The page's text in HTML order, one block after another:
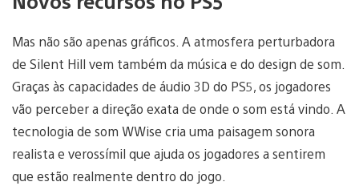
Mas não são apenas gráficos. A atmosfera perturbadora
de Silent Hill vem também da música e do design de som.
Graças às capacidades de áudio 3D do PS5, os jogadores
vão perceber a direção exata de onde o som está vindo. A
tecnologia de som WWise cria uma paisagem sonora
realista e verossímil que ajuda os jogadores a sentirem
que estão realmente dentro do jogo.